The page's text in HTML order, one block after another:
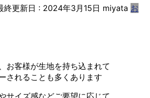
終更新日 : 2024年3月15日 miyata お
お客様が生地を持ち込まれて
されることも多くあります
サイズ感などご要望に応じて